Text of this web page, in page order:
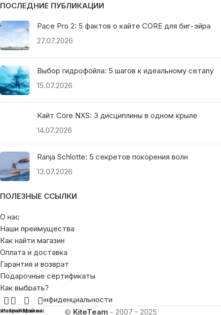
ПОСЛЕДНИЕ ПУБЛИКАЦИИ
Pace Pro 2: 5 фактов о кайте CORE для биг-эйра
27.07.2026
Выбор гидрофойла: 5 шагов к идеальному сетапу
15.07.2026
Кайт Core NXS: 3 дисциплины в одном крыле
14.07.2026
Ranja Schlotte: 5 секретов покорения волн
13.07.2026
ПОЛЕЗНЫЕ ССЫЛКИ
О нас
Наши преимущества
Как найти магазин
Оплата и доставка
Гарантия и возврат
Подарочные сертификаты
Как выбрать?
Политика конфиденциальности
© KiteTeam - 2007 - 2025
Избранное
Корзина
Мой аккаунт